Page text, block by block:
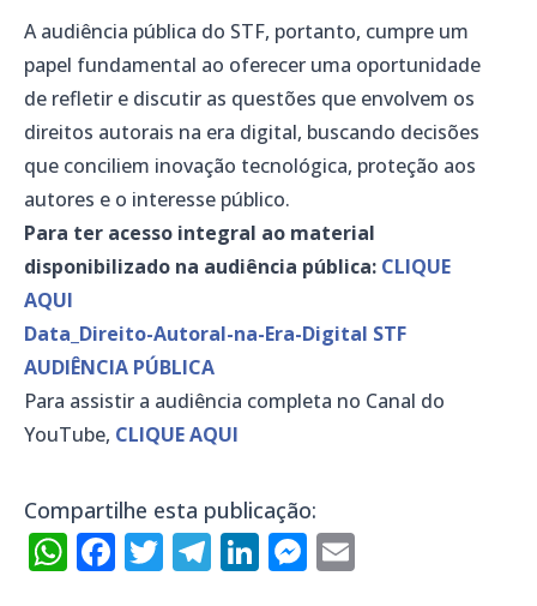
A audiência pública do STF, portanto, cumpre um
papel fundamental ao oferecer uma oportunidade
de refletir e discutir as questões que envolvem os
direitos autorais na era digital, buscando decisões
que conciliem inovação tecnológica, proteção aos
autores e o interesse público.
Para ter acesso integral ao material
disponibilizado na audiência pública: CLIQUE
AQUI
Data_Direito-Autoral-na-Era-Digital STF
AUDIÊNCIA PÚBLICA
Para assistir a audiência completa no Canal do
YouTube, CLIQUE AQUI
Compartilhe esta publicação:
WhatsApp
Facebook
Twitter
Telegram
LinkedIn
Messenger